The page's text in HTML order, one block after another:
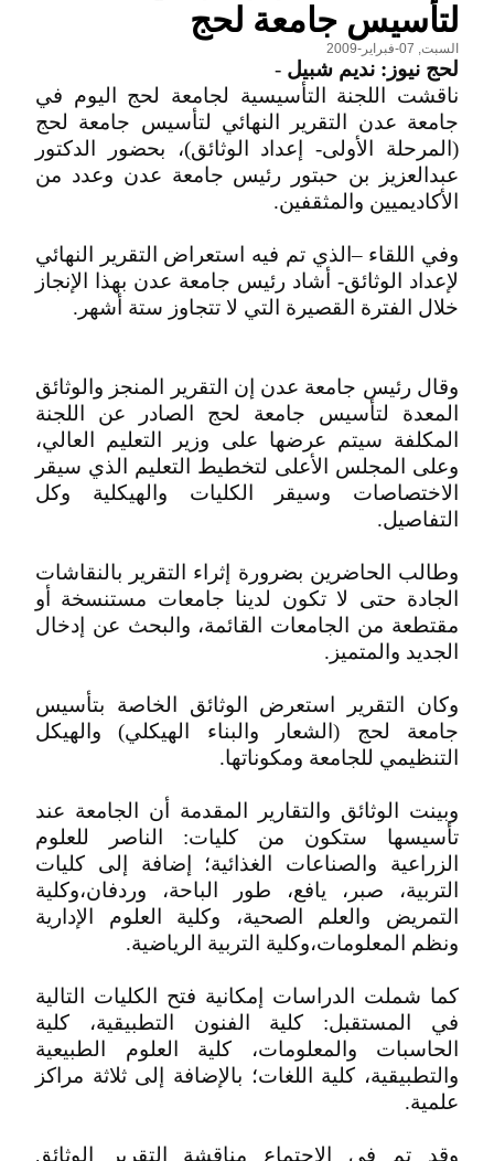
لتأسيس جامعة لحج
السبت, 07-فبراير-2009
لحج نيوز: نديم شبيل -
ناقشت اللجنة التأسيسية لجامعة لحج اليوم في
جامعة عدن التقرير النهائي لتأسيس جامعة لحج
(المرحلة الأولى- إعداد الوثائق)، بحضور الدكتور
عبدالعزيز بن حبتور رئيس جامعة عدن وعدد من
الأكاديميين والمثقفين.
وفي اللقاء –الذي تم فيه استعراض التقرير النهائي
لإعداد الوثائق- أشاد رئيس جامعة عدن بهذا الإنجاز
خلال الفترة القصيرة التي لا تتجاوز ستة أشهر.
وقال رئيس جامعة عدن إن التقرير المنجز والوثائق
المعدة لتأسيس جامعة لحج الصادر عن اللجنة
المكلفة سيتم عرضها على وزير التعليم العالي،
وعلى المجلس الأعلى لتخطيط التعليم الذي سيقر
الاختصاصات وسيقر الكليات والهيكلية وكل
التفاصيل.
وطالب الحاضرين بضرورة إثراء التقرير بالنقاشات
الجادة حتى لا تكون لدينا جامعات مستنسخة أو
مقتطعة من الجامعات القائمة، والبحث عن إدخال
الجديد والمتميز.
وكان التقرير استعرض الوثائق الخاصة بتأسيس
جامعة لحج (الشعار والبناء الهيكلي) والهيكل
التنظيمي للجامعة ومكوناتها.
وبينت الوثائق والتقارير المقدمة أن الجامعة عند
تأسيسها ستكون من كليات: الناصر للعلوم
الزراعية والصناعات الغذائية؛ إضافة إلى كليات
التربية، صبر، يافع، طور الباحة، وردفان،وكلية
التمريض والعلم الصحية، وكلية العلوم الإدارية
ونظم المعلومات،وكلية التربية الرياضية.
كما شملت الدراسات إمكانية فتح الكليات التالية
في المستقبل: كلية الفنون التطبيقية، كلية
الحاسبات والمعلومات، كلية العلوم الطبيعية
والتطبيقية، كلية اللغات؛ بالإضافة إلى ثلاثة مراكز
علمية.
وقد تم في الاجتماع مناقشة التقرير الوثائق